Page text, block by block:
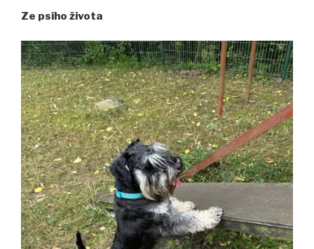
Ze psího života